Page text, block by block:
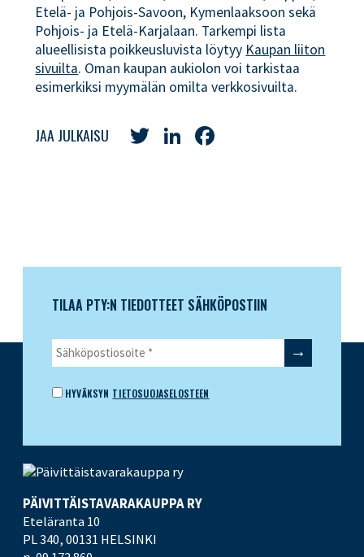
Etelä- ja Pohjois-Savoon, Kymenlaaksoon sekä
Pohjois- ja Etelä-Karjalaan. Tarkempi lista
alueellisista poikkeusluvista löytyy Kaupan liiton
sivuilta. Oman kaupan aukiolon voi tarkistaa
esimerkiksi myymälän omilta verkkosivuilta.
JAA JULKAISU TwitterLinkedIn
TILAA PTY:N TIEDOTTEET SÄHKÖPOSTIIN
HYVÄKSYN TIETOSUOJASELOSTEEN
PÄIVITTÄISTAVARA­KAUPPA RY
Eteläranta 10
PL 340,00131 HELSINKI